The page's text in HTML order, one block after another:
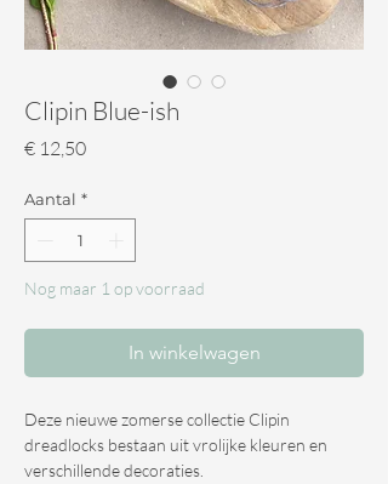
Clipin Blue-ish
€ 12,50Prijs
Aantal *
Nog maar 1 op voorraad
In winkelwagen
Deze nieuwe zomerse collectie Clipin
dreadlocks bestaan uit vrolijke kleuren en
verschillende decoraties.